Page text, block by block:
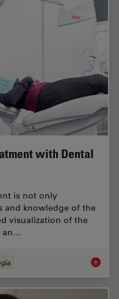
with Dental
is not only
and knowledge of the
visualization of the
an…